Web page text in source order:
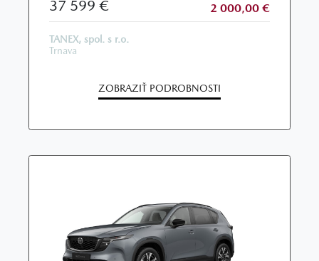
37 599 € 2 000,00 €
TANEX, spol. s r.o.
Trnava
ZOBRAZIŤ PODROBNOSTI